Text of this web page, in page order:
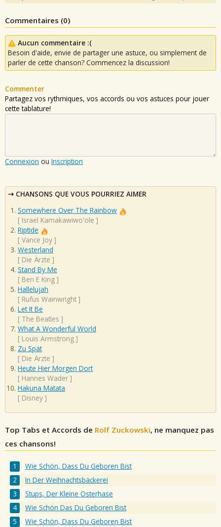
Commentaires (0)
Aucun commentaire :(
Besoin d'aide, envie de partager une astuce, ou simplement de
parler de cette chanson? Commencez la discussion!
Commenter
Partagez vos rythmiques, vos accords ou vos astuces pour jouer
cette tablature!
Connexion ou Inscription
CHANSONS QUE VOUS POURRIEZ AIMER
Somewhere Over The Rainbow
[ Israel Kamakawiwo'ole ]
Riptide
[ Vance Joy ]
Westerland
[ Die Ärzte ]
Stand By Me
[ Ben E King ]
Hallelujah
[ Rufus Wainwright ]
Let It Be
[ The Beatles ]
What A Wonderful World
[ Louis Armstrong ]
Zu Spät
[ Die Ärzte ]
Heute Hier Morgen Dort
[ Hannes Wader ]
Hakuna Matata
[ Disney ]
Top Tabs et Accords de Rolf Zuckowski, ne manquez pas
ces chansons!
Wie Schön, Dass Du Geboren Bist
In Der Weihnachtsbäckerei
Stups, Der Kleine Osterhase
Wie Schön Das Du Geboren Bist
Wie Schön, Dass Du Geboren Bist